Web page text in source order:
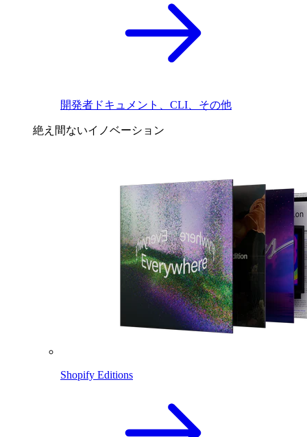
開発者ドキュメント、CLI、その他
絶え間ないイノベーション
Shopify Editions